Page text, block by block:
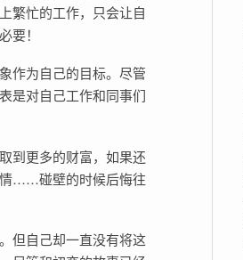
繁忙的工作，只会让自
要！
作为自己的目标。尽管
是对自己工作和同事们
到更多的财富，如果还
……碰壁的时候后悔往
但自己却一直没有将这